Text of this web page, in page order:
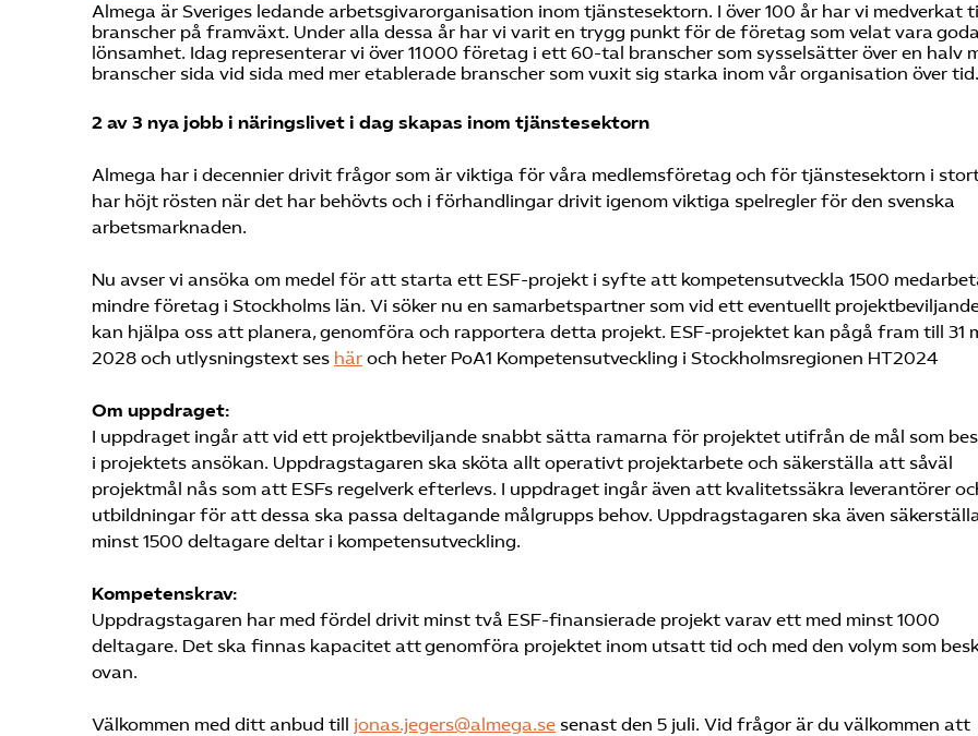
Almega är Sveriges ledande arbetsgivarorganisation inom tjänstesektorn. I över 100 år har vi
branscher på framväxt. Under alla dessa år har vi varit en trygg punkt för de företag som velat vara
lönsamhet. Idag representerar vi över 11 000 företag i ett 60-tal branscher som sysselsätter över en halv
branscher sida vid sida med mer etablerade branscher som vuxit sig starka inom vår organisation över tid.
2 av 3 nya jobb i näringslivet i dag skapas inom tjänstesektorn
Almega har i decennier drivit frågor som är viktiga för våra medlemsföretag och för tjänstesektorn i
har höjt rösten när det har behövts och i förhandlingar drivit igenom viktiga spelregler för den svenska
arbetsmarknaden.
Nu avser vi ansöka om medel för att starta ett ESF-projekt i syfte att kompetensutveckla 1500
mindre företag i Stockholms län. Vi söker nu en samarbetspartner som vid ett eventuellt
kan hjälpa oss att planera, genomföra och rapportera detta projekt. ESF-projektet kan pågå fram till 31
2028 och utlysningstext ses här och heter PoA1 Kompetensutveckling i Stockholmsregionen HT2024
Om uppdraget:
I uppdraget ingår att vid ett projektbeviljande snabbt sätta ramarna för projektet utifrån de mål som
i projektets ansökan. Uppdragstagaren ska sköta allt operativt projektarbete och säkerställa att såväl
projektmål nås som att ESFs regelverk efterlevs. I uppdraget ingår även att kvalitetssäkra leverantörer
utbildningar för att dessa ska passa deltagande målgrupps behov. Uppdragstagaren ska även
minst 1500 deltagare deltar i kompetensutveckling.
Kompetenskrav:
Uppdragstagaren har med fördel drivit minst två ESF-finansierade projekt varav ett med minst 1000
deltagare. Det ska finnas kapacitet att genomföra projektet inom utsatt tid och med den volym som
ovan.
Välkommen med ditt anbud till jonas.jegers@almega.se senast den 5 juli. Vid frågor är du välkommen att